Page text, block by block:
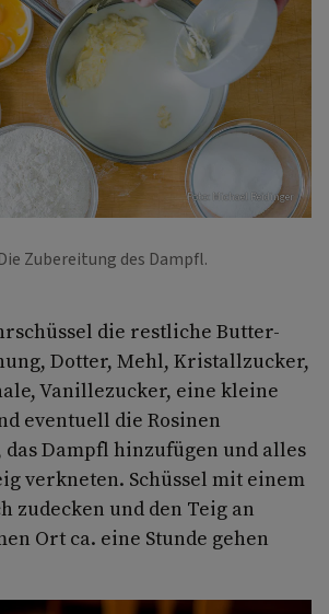
Foto: Michael Reidinger
Die Zubereitung des Dampfl.
die restliche Butter-
Dotter, Mehl, Kristallzucker,
Vanillezucker, eine kleine
eventuell die Rosinen
Dampfl hinzufügen und alles
verkneten. Schüssel mit einem
zudecken und den Teig an
Ort ca. eine Stunde gehen